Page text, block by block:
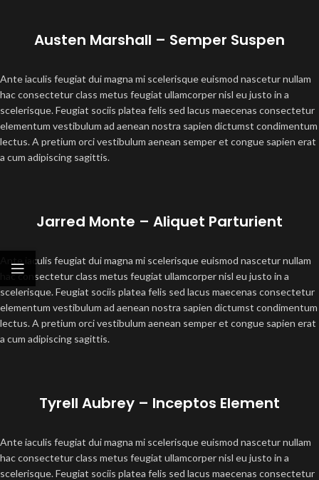
Austen Marshall – Semper Suspen
Ante iaculis feugiat dui magna mi scelerisque euismod nascetur nullam
hac consectetur class metus feugiat ullamcorper nisl eu justo in a
scelerisque. Feugiat sociis platea felis sed lacus maecenas consectetur
elementum vestibulum ad aenean nostra sapien dictumst condimentum
lectus. A pretium orci vestibulum aenean semper et congue sapien erat
a cum adipiscing sagittis.
Jarred Monte – Aliquet Parturient
Ante iaculis feugiat dui magna mi scelerisque euismod nascetur nullam
hac consectetur class metus feugiat ullamcorper nisl eu justo in a
scelerisque. Feugiat sociis platea felis sed lacus maecenas consectetur
elementum vestibulum ad aenean nostra sapien dictumst condimentum
lectus. A pretium orci vestibulum aenean semper et congue sapien erat
a cum adipiscing sagittis.
Tyrell Aubrey – Inceptos Element
Ante iaculis feugiat dui magna mi scelerisque euismod nascetur nullam
hac consectetur class metus feugiat ullamcorper nisl eu justo in a
scelerisque. Feugiat sociis platea felis sed lacus maecenas consectetur